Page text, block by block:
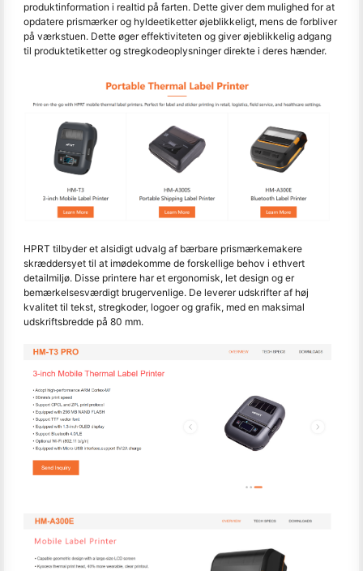
produktinformation i realtid på farten. Dette giver dem mulighed for at
opdatere prismærker og hyldeetiketter øjeblikkeligt, mens de forbliver
på værkstuen. Dette øger effektiviteten og giver øjeblikkelig adgang
til produktetiketter og stregkodeoplysninger direkte i deres hænder.
HPRT tilbyder et alsidigt udvalg af bærbare prismærkemakere
skræddersyet til at imødekomme de forskellige behov i ethvert
detailmiljø. Disse printere har et ergonomisk, let design og er
bemærkelsesværdigt brugervenlige. De leverer udskrifter af høj
kvalitet til tekst, stregkoder, logoer og grafik, med en maksimal
udskriftsbredde på 80 mm.